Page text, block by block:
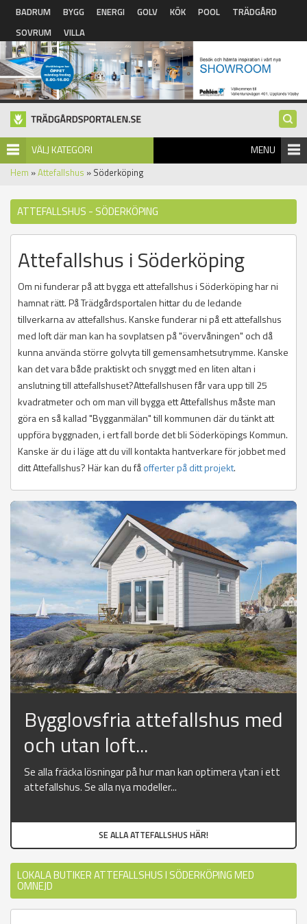
Hoppa till huvudinnehåll
BADRUM BYGG ENERGI GOLV KÖK POOL
TRÄDGÅRD
SOVRUM
VILLA
VÄLJ KATEGORI MENU
Hem »Attefallshus » Söderköping
ATTEFALLSHUS - SÖDERKÖPING
Attefallshus i Söderköping
Om ni funderar på att bygga ett attefallshus i Söderköping har ni
hamnat rätt. På Trädgårdsportalen hittar du de ledande
tillverkarna av attefallshus. Kanske funderar ni på ett attefallshus
med loft där man kan ha sovplatsen på "övervåningen" och då
kunna använda större golvyta till gemensamhetsutrymme. Kanske
kan det vara både praktiskt och snyggt med en liten altan i
anslutning till attefallshuset?Attefallshusen får vara upp till 25
kvadratmeter och om man vill bygga ett Attefallshus måste man
göra en så kallad "Bygganmälan" till kommunen där du tänkt att
uppföra byggnaden, i ert fall borde det bli Söderköpings Kommun.
Kanske är du i läge att du vill kontakta hantverkare för jobbet med
ditt Attefallshus? Här kan du fåofferter på ditt projekt.
Bygglovsfria attefallshus med
och utan loft...
Se alla fräcka lösningar på hur man kan optimera ytan i ett
attefallshus. Se alla nya modeller...
SE ALLA ATTEFALLSHUS HÄR!
LOKALA BUTIKER ATTEFALLSHUS I SÖDERKÖPING MED
OMNEJD